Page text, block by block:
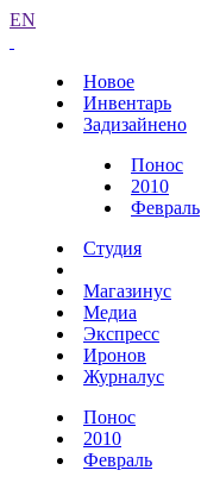
EN
Новое
Инвентарь
Задизайнено
Понос
2010
Февраль
Студия
Магазинус
Медиа
Экспресс
Иронов
Журналус
Понос
2010
Февраль